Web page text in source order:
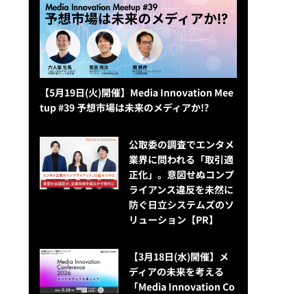
【5月19日(火)開催】Media Innovation Mee
tup #39 予想市場は未来のメディアか!?
公​​取委の調査でエンタメ
業界に問われる「取引適
正化」。意図せぬコンプ
ライアンス違反を未然に
防ぐ日立システムズのソ
リューション​【PR】
【3月18日(水)開催】メ
ディアの未来を考える
「Media Innovation Co